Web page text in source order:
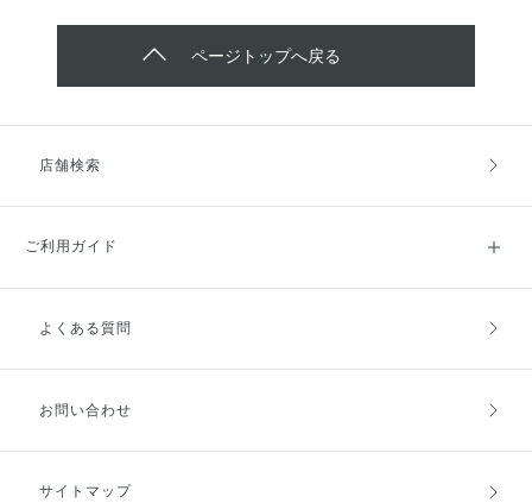
ページトップへ戻る
店舗検索
ご利用ガイド
ご利用ガイドトップ
お支払方法
キャンセル・返品・交換
よくある質問
お問い合わせ
サイトマップ